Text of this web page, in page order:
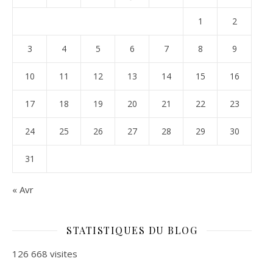
1 2
3 4 5 6 7 8 9
10 11 12 13 14 15 16
17 18 19 20 21 22 23
24 25 26 27 28 29 30
31
« Avr
STATISTIQUES DU BLOG
126 668 visites